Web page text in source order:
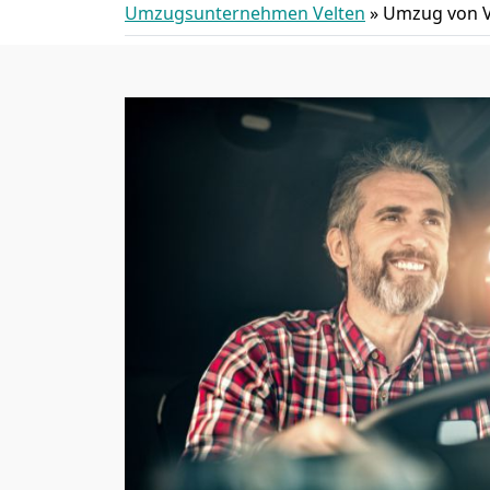
Umzugsunternehmen Velten » Umzug von